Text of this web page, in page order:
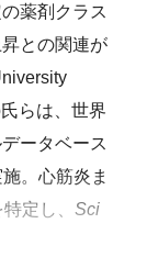
薬剤クラス
との関連が
らは、世界
ータベース
。心筋炎ま
特定し、Sci